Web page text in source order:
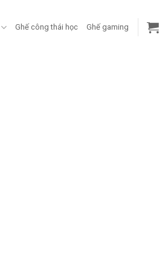
Ghế công thái học Ghế gaming